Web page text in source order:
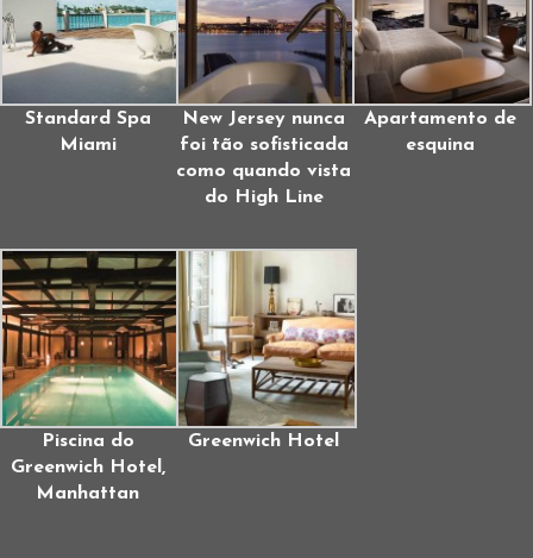
Standard Spa
Miami
New Jersey nunca
foi tão sofisticada
como quando vista
do High Line
Apartamento de
esquina
Piscina do
Greenwich Hotel,
Manhattan
Greenwich Hotel